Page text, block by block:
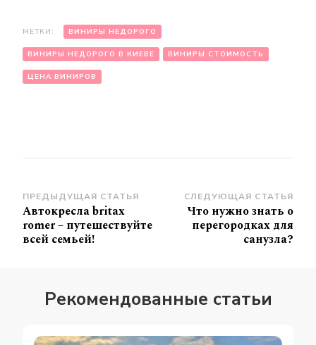
МЕТКИ: ВИНИРЫ НЕДОРОГО
ВИНИРЫ НЕДОРОГО В КИЕВЕ ВИНИРЫ СТОИМОСТЬ
ЦЕНА ВИНИРОВ
Навигация
по
записям
ПРЕДЫДУЩАЯ СТАТЬЯ
Автокресла britax
romer – путешествуйте
всей семьей!
СЛЕДУЮЩАЯ СТАТЬЯ
Что нужно знать о
перегородках для
санузла?
Рекомендованные статьи